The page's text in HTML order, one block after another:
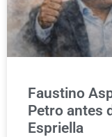
Faustino
Petro antes
Espriella